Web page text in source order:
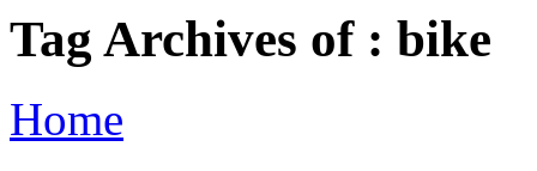
Tag Archives of : bike
Home